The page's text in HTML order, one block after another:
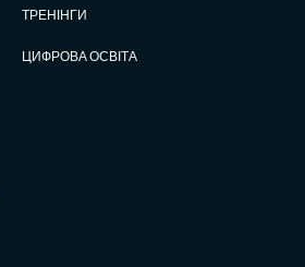
ТРЕНІНГИ
ЦИФРОВА ОСВІТА